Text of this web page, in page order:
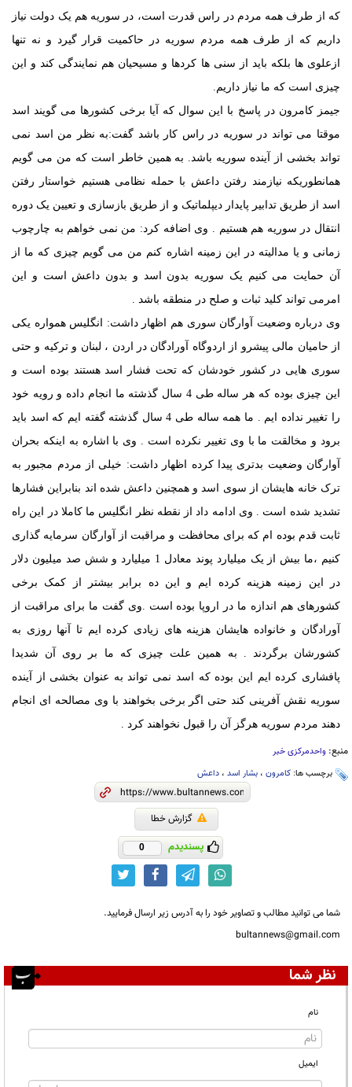
که از طرف همه مردم در راس قدرت است، در سوریه هم یک دولت نیاز
داریم که از طرف همه مردم سوریه در حاکمیت قرار گیرد و نه تنها
ازعلوی ها بلکه باید از سنی ها کردها و مسیحیان هم نمایندگی کند و این
چیزی است که ما نیاز داریم.
جیمز کامرون در پاسخ با این سوال که آیا برخی کشورها می گویند اسد
موقتا می تواند در سوریه در راس کار باشد گفت:به نظر من اسد نمی
تواند بخشی از آینده سوریه باشد. به همین خاطر است که من می گویم
همانطوریکه نیازمند رفتن داعش با حمله نظامی هستیم خواستار رفتن
اسد از طریق تدابیر پایدار دیپلماتیک و از طریق بازسازی و تعیین یک دوره
انتقال در سوریه هم هستیم . وی اضافه کرد: من نمی خواهم به چارچوب
زمانی و یا مدالیته در این زمینه اشاره کنم من می گویم چیزی که ما از
آن حمایت می کنیم یک سوریه بدون اسد و بدون داعش است و این
امرمی تواند کلید ثبات و صلح در منطقه باشد .
وی درباره وضعیت آوارگان سوری هم اظهار داشت: انگلیس همواره یکی
از حامیان مالی پیشرو از اردوگاه آورادگان در اردن ، لبنان و ترکیه و حتی
سوری هایی در کشور خودشان که تحت فشار اسد هستند بوده است و
این چیزی بوده که هر ساله طی 4 سال گذشته ما انجام داده و رویه خود
را تغییر نداده ایم . ما همه ساله طی 4 سال گذشته گفته ایم که اسد باید
برود و مخالقت ما با وی تغییر نکرده است . وی با اشاره به اینکه بحران
آوارگان وضعیت بدتری پیدا کرده اظهار داشت: خیلی از مردم مجبور به
ترک خانه هایشان از سوی اسد و همچنین داعش شده اند بنابراین فشارها
تشدید شده است . وی ادامه داد از نقطه نظر انگلیس ما کاملا در این راه
ثابت قدم بوده ام که برای محافظت و مراقبت از آوارگان سرمایه گذاری
کنیم ،ما بیش از یک میلیارد پوند معادل 1 میلیارد و شش صد میلیون دلار
در این زمینه هزینه کرده ایم و این ده برابر بیشتر از کمک برخی
کشورهای هم اندازه ما در اروپا بوده است .وی گفت ما برای مراقبت از
آورادگان و خانواده هایشان هزینه های زیادی کرده ایم تا آنها روزی به
کشورشان برگردند . به همین علت چیزی که ما بر روی آن شدیدا
پافشاری کرده ایم این بوده که اسد نمی تواند به عنوان بخشی از آینده
سوریه نقش آفرینی کند حتی اگر برخی بخواهند با وی مصالحه ای انجام
دهند مردم سوریه هرگز آن را قبول نخواهند کرد .
منبع: واحدمرکزی خبر
برچسب ها: کامرون ، بشار اسد ، داعش
گزارش خطا
پسندیدم 0
شما می توانید مطالب و تصاویر خود را به آدرس زیر ارسال فرمایید.
bultannews@gmail.com
نظر شما
نام
ایمیل